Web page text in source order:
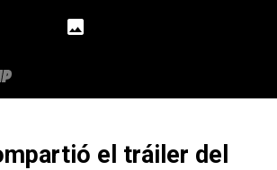
el tráiler del